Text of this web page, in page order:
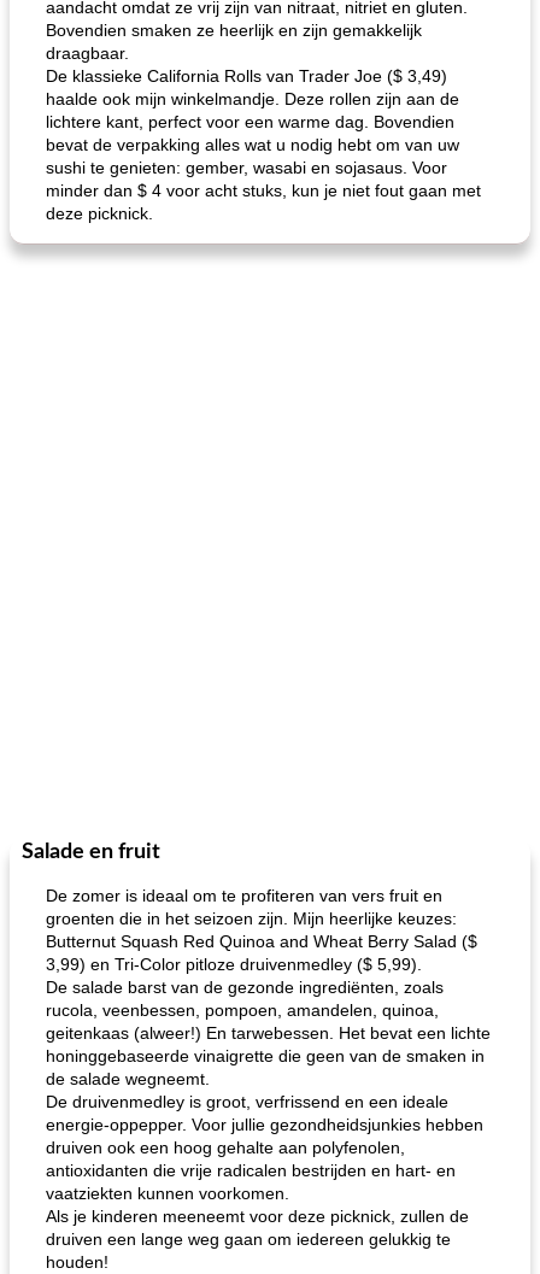
aandacht omdat ze vrij zijn van nitraat, nitriet en gluten.
Bovendien smaken ze heerlijk en zijn gemakkelijk
draagbaar.
De klassieke California Rolls van Trader Joe ($ 3,49)
haalde ook mijn winkelmandje. Deze rollen zijn aan de
lichtere kant, perfect voor een warme dag. Bovendien
bevat de verpakking alles wat u nodig hebt om van uw
sushi te genieten: gember, wasabi en sojasaus. Voor
minder dan $ 4 voor acht stuks, kun je niet fout gaan met
deze picknick.
Salade en fruit
De zomer is ideaal om te profiteren van vers fruit en
groenten die in het seizoen zijn. Mijn heerlijke keuzes:
Butternut Squash Red Quinoa and Wheat Berry Salad ($
3,99) en Tri-Color pitloze druivenmedley ($ 5,99).
De salade barst van de gezonde ingrediënten, zoals
rucola, veenbessen, pompoen, amandelen, quinoa,
geitenkaas (alweer!) En tarwebessen. Het bevat een lichte
honinggebaseerde vinaigrette die geen van de smaken in
de salade wegneemt.
De druivenmedley is groot, verfrissend en een ideale
energie-oppepper. Voor jullie gezondheidsjunkies hebben
druiven ook een hoog gehalte aan polyfenolen,
antioxidanten die vrije radicalen bestrijden en hart- en
vaatziekten kunnen voorkomen.
Als je kinderen meeneemt voor deze picknick, zullen de
druiven een lange weg gaan om iedereen gelukkig te
houden!